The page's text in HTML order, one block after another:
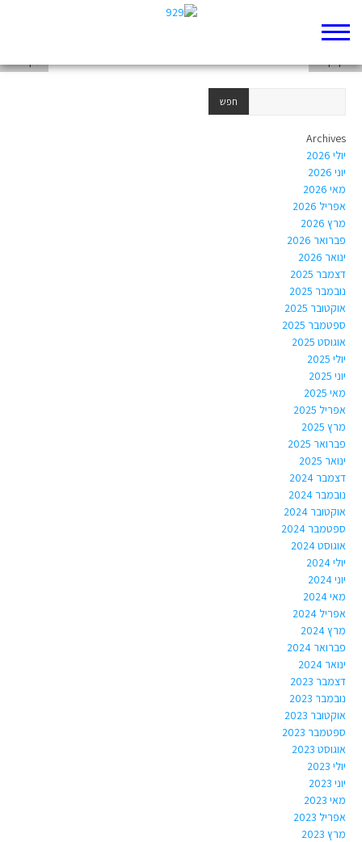
Archives
יולי 2026
יוני 2026
מאי 2026
אפריל 2026
מרץ 2026
פברואר 2026
ינואר 2026
דצמבר 2025
נובמבר 2025
אוקטובר 2025
ספטמבר 2025
אוגוסט 2025
יולי 2025
יוני 2025
מאי 2025
אפריל 2025
מרץ 2025
פברואר 2025
ינואר 2025
דצמבר 2024
נובמבר 2024
אוקטובר 2024
ספטמבר 2024
אוגוסט 2024
יולי 2024
יוני 2024
מאי 2024
אפריל 2024
מרץ 2024
פברואר 2024
ינואר 2024
דצמבר 2023
נובמבר 2023
אוקטובר 2023
ספטמבר 2023
אוגוסט 2023
יולי 2023
יוני 2023
מאי 2023
אפריל 2023
מרץ 2023